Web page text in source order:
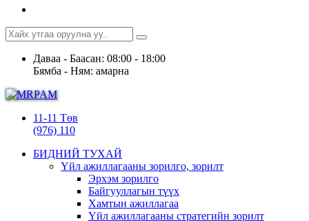
Даваа - Баасан: 08:00 - 18:00
Бямба - Ням: амарна
11-11 Төв
(976) 110
БИДНИЙ ТУХАЙ
Үйл ажиллагааны зорилго, зорилт
Эрхэм зорилго
Байгууллагын түүх
Хамтын ажиллагаа
Үйл ажиллагааны стратегийн зорилт